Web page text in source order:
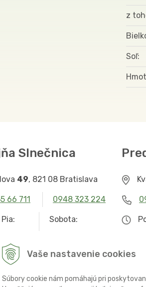
Vaše nastavenie cookies
Súbory cookie nám pomáhajú pri
z
Soľ
Slnečnica
49, 821 08 Bratislava
66 711 0948 323 224
19.00
Sobota: